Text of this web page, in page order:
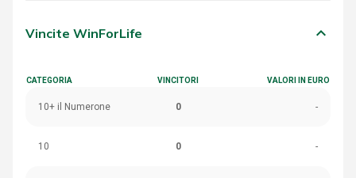
Vincite WinForLife keyboard_arrow_down
CATEGORIA VINCITORI VALORI IN EURO
10+ il Numerone 0 -
10 0 -